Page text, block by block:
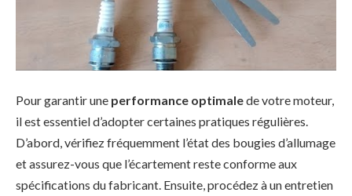
Pour garantir une performance optimalede votre moteur,
il est essentiel d’adopter certaines pratiques régulières.
D’abord, vérifiez fréquemment l’état des bougies d’allumage
et assurez-vous que l’écartement reste conforme aux
spécifications du fabricant. Ensuite, procédez à un entretien